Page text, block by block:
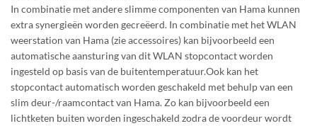
In combinatie met andere slimme componenten van Hama kunnen
extra synergieën worden gecreëerd. In combinatie met het WLAN
weerstation van Hama (zie accessoires) kan bijvoorbeeld een
automatische aansturing van dit WLAN stopcontact worden
ingesteld op basis van de buitentemperatuur.Ook kan het
stopcontact automatisch worden geschakeld met behulp van een
slim deur-/raamcontact van Hama. Zo kan bijvoorbeeld een
lichtketen buiten worden ingeschakeld zodra de voordeur wordt